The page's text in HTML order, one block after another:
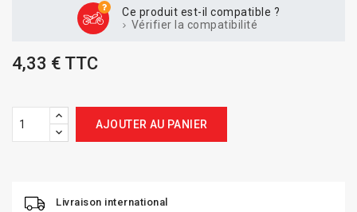
Ce produit est-il compatible ?
Vérifier la compatibilité
4,33 € TTC
AJOUTER AU PANIER
Livraison international